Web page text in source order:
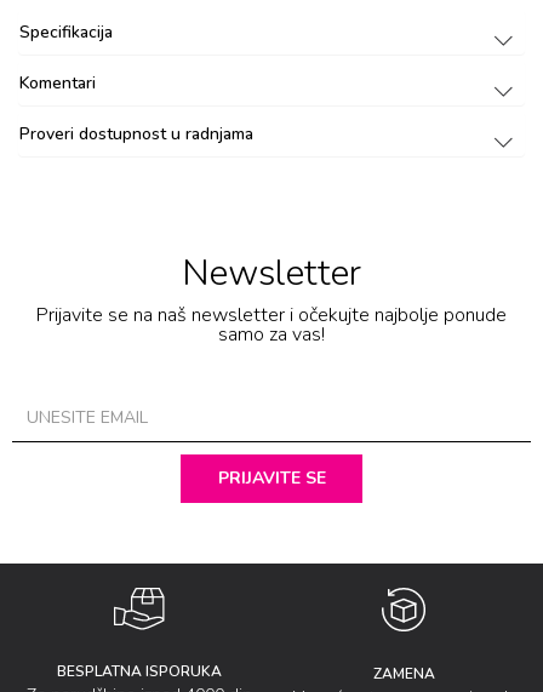
Specifikacija
Komentari
Proveri dostupnost u radnjama
Newsletter
Prijavite se na naš newsletter i očekujte najbolje ponude
samo za vas!
PRIJAVITE SE
BESPLATNA ISPORUKA ZAMENA